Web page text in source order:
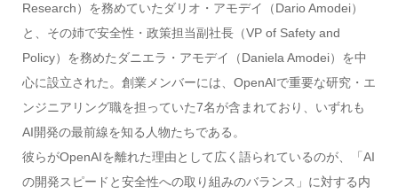
Research）を務めていたダリオ・アモデイ（Dario Amodei）
と、その姉で安全性・政策担当副社長（VP of Safety and
Policy）を務めたダニエラ・アモデイ（Daniela Amodei）を中
心に設立された。創業メンバーには、OpenAIで重要な研究・エ
ンジニアリング職を担っていた7名が含まれており、いずれも
AI開発の最前線を知る人物たちである。
彼らがOpenAIを離れた理由として広く語られているのが、「AI
の開発スピードと安全性への取り組みのバランス」に対する内